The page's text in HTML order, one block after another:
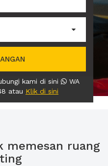
kami di sini
WA
atau Klik di sini
memesan ruang